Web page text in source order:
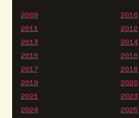
2009
2010
2011
2012
2013
2014
2015
2016
2017
2018
2019
2020
2021
2023
2024
2025